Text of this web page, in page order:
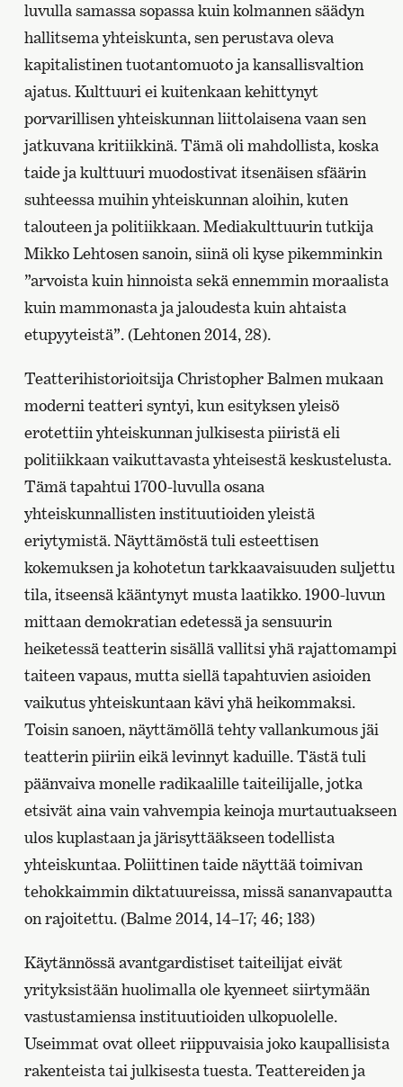
luvulla samassa sopassa kuin kolmannen säädyn
hallitsema yhteiskunta, sen perustava oleva
kapitalistinen tuotantomuoto ja kansallisvaltion
ajatus. Kulttuuri ei kuitenkaan kehittynyt
porvarillisen yhteiskunnan liittolaisena vaan sen
jatkuvana kritiikkinä. Tämä oli mahdollista, koska
taide ja kulttuuri muodostivat itsenäisen sfäärin
suhteessa muihin yhteiskunnan aloihin, kuten
talouteen ja politiikkaan. Mediakulttuurin tutkija
Mikko Lehtosen sanoin, siinä oli kyse pikemminkin
”arvoista kuin hinnoista sekä ennemmin moraalista
kuin mammonasta ja jaloudesta kuin ahtaista
etupyyteistä”. (Lehtonen 2014, 28).
Teatterihistorioitsija Christopher Balmen mukaan
moderni teatteri syntyi, kun esityksen yleisö
erotettiin yhteiskunnan julkisesta piiristä eli
politiikkaan vaikuttavasta yhteisestä keskustelusta.
Tämä tapahtui 1700-luvulla osana
yhteiskunnallisten instituutioiden yleistä
eriytymistä. Näyttämöstä tuli esteettisen
kokemuksen ja kohotetun tarkkaavaisuuden suljettu
tila, itseensä kääntynyt musta laatikko. 1900-luvun
mittaan demokratian edetessä ja sensuurin
heiketessä teatterin sisällä vallitsi yhä rajattomampi
taiteen vapaus, mutta siellä tapahtuvien asioiden
vaikutus yhteiskuntaan kävi yhä heikommaksi.
Toisin sanoen, näyttämöllä tehty vallankumous jäi
teatterin piiriin eikä levinnyt kaduille. Tästä tuli
päänvaiva monelle radikaalille taiteilijalle, jotka
etsivät aina vain vahvempia keinoja murtautuakseen
ulos kuplastaan ja järisyttääkseen todellista
yhteiskuntaa. Poliittinen taide näyttää toimivan
tehokkaimmin diktatuureissa, missä sananvapautta
on rajoitettu. (Balme 2014, 14–17; 46; 133)
Käytännössä avantgardistiset taiteilijat eivät
yrityksistään huolimalla ole kyenneet siirtymään
vastustamiensa instituutioiden ulkopuolelle.
Useimmat ovat olleet riippuvaisia joko kaupallisista
rakenteista tai julkisesta tuesta. Teattereiden ja